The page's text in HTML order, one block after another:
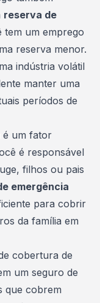
reserva de
tem um emprego
reserva menor.
indústria volátil
manter uma
períodos de
é um fator
é responsável
filhos ou pais
emergência
para cobrir
da família em
cobertura de
um seguro de
que cobrem